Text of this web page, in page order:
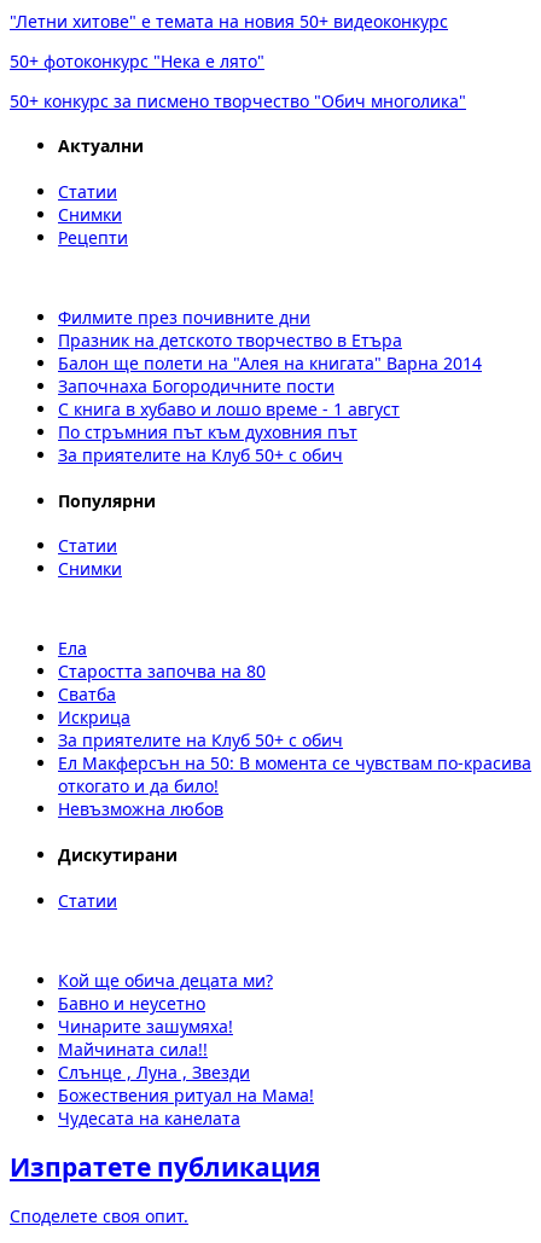
"Летни хитове" е темата на новия 50+ видеоконкурс
50+ фотоконкурс "Нека е лято"
50+ конкурс за писмено творчество "Обич многолика"
Актуални
Статии
Снимки
Рецепти
Филмите през почивните дни
Празник на детското творчество в Етъра
Балон ще полети на "Алея на книгата" Варна 2014
Започнаха Богородичните пости
С книга в хубаво и лошо време - 1 август
По стръмния път към духовния път
За приятелите на Клуб 50+ с обич
Популярни
Статии
Снимки
Ела
Старостта започва на 80
Сватба
Искрица
За приятелите на Клуб 50+ с обич
Ел Макферсън на 50: В момента се чувствам по-красива
откогато и да било!
Невъзможна любов
Дискутирани
Статии
Кой ще обича децата ми?
Бавно и неусетно
Чинарите зашумяха!
Майчината сила!!
Слънце , Луна , Звезди
Божествения ритуал на Мама!
Чудесата на канелата
Изпратете публикация
Споделете своя опит.